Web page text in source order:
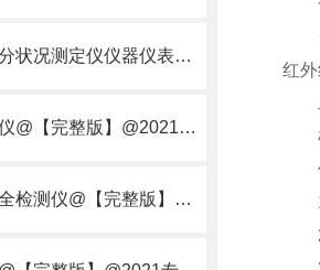
买数显植物水分状况测定仪仪器仪表，就来山东云唐精品货源
测土配方施肥仪@【完整版】@2021专业测土配方施肥仪器仪表
全自动食品安全检测仪@【完整版】@2021专业全自动食品检测仪器仪表
一
红
检
使
1.
2.